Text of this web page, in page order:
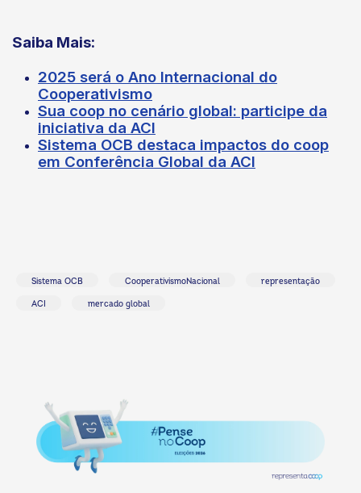
Saiba Mais:
2025 será o Ano Internacional do
Cooperativismo
Sua coop no cenário global: participe da
iniciativa da ACI
Sistema OCB destaca impactos do coop
em Conferência Global da ACI
Sistema OCB CooperativismoNacional representação
ACI mercado global